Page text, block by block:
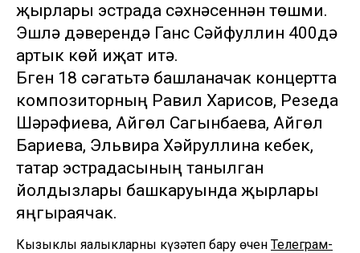
җырлары эстрада сәхнәсеннән төшми.
Эшләү дәверендә Ганс Сәйфуллин 400дә
артык көй иҗат итә.
Бүген 18 сәгатьтә башланачак концертта
композиторның Равил Харисов, Резеда
Шәрәфиева, Айгөл Сагынбаева, Айгөл
Бариева, Эльвира Хәйруллина кебек,
татар эстрадасының танылган
йолдызлары башкаруында җырлары
яңгыраячак.
Кызыклы яңалыкларны күзәтеп бару өчен Телеграм-